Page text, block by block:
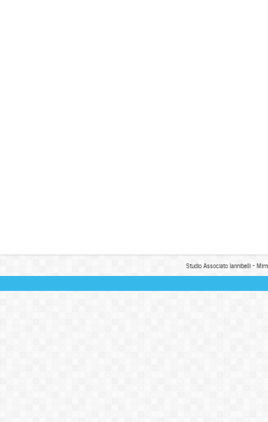
Studio Associato Iannibelli -